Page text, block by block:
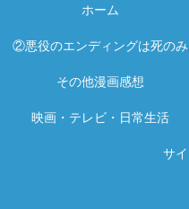
ホーム
②悪役のエンディングは死のみ
その他漫画感想
映画・テレビ・日常生活
サ